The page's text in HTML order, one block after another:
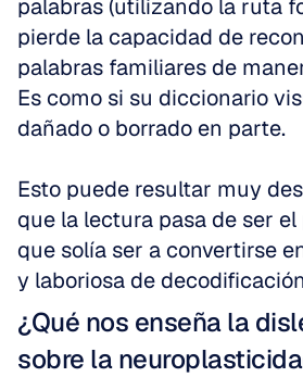
palabras (utilizando la ruta
pierde la capacidad de
palabras familiares de
Es como si su diccionario
dañado o borrado en parte.
Esto puede resultar muy
que la lectura pasa de ser
que solía ser a convertirse
y laboriosa de
¿Qué nos enseña la
sobre la